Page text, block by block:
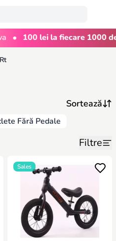
100 lei la fiecare 1000
Rt
Fără Pedale
Filtre
Sales